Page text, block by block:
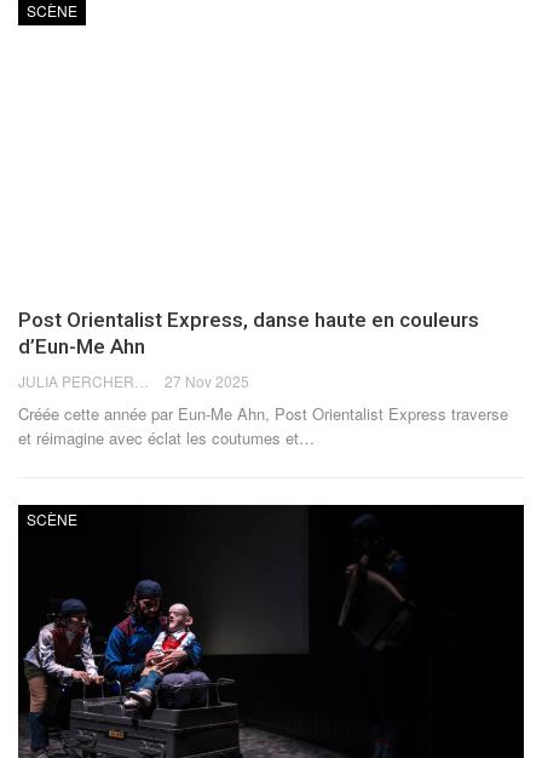
SCÈNE
Post Orientalist Express, danse haute en couleurs
d’Eun-Me Ahn
27 Nov 2025
Créée cette année par Eun-Me Ahn, Post Orientalist Express traverse
et réimagine avec éclat les coutumes et…
SCÈNE